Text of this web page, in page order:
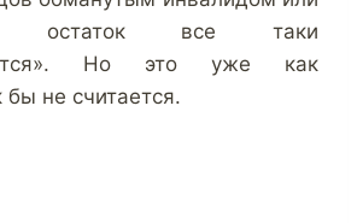
остаток все таки
Но это уже как
бы не считается.